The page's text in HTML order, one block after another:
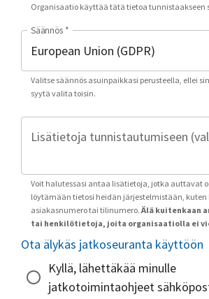
Organisaatio käyttää tätä tietoa tunnistaakseen
Säännös *
Valitse säännös asuinpaikkasi perusteella, ellei
syytä valita toisin.
Lisätietoja tunnistautumiseen
Voit halutessasi antaa lisätietoja, jotka auttavat
löytämään tietosi heidän järjestelmistään,
asiakasnumero tai tilinumero. Älä kuitenkaan
tai henkilötietoja, joita organisaatiolla ei
Ota älykäs jatkoseuranta käyttöön
Kyllä, lähettäkää minulle
jatkotoimintaohjeet